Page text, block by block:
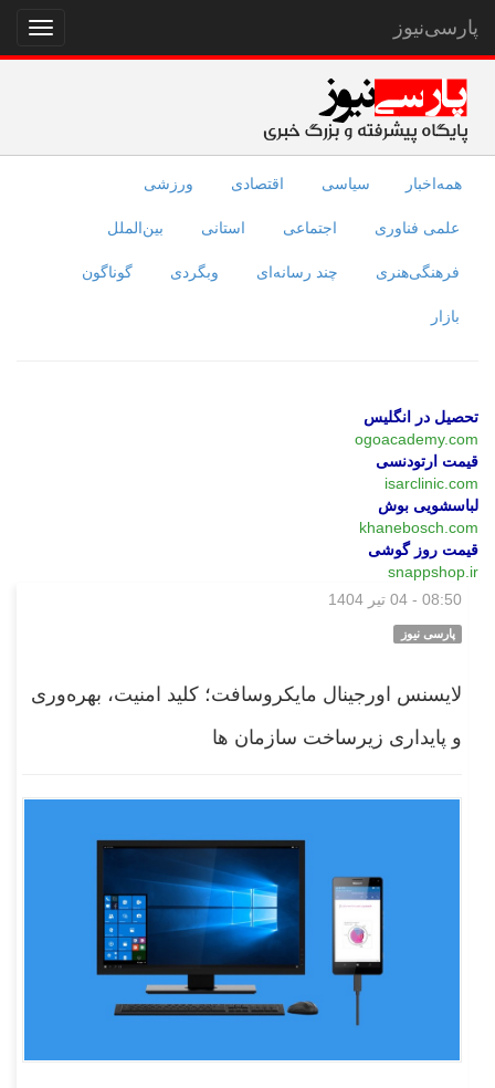
نمایش
منو
پارسی‌نیوز
همه‌اخبار سیاسی اقتصادی ورزشی
علمی فناوری اجتماعی استانی بین‌الملل
فرهنگی‌هنری چند رسانه‌ای وبگردی گوناگون
بازار
تحصیل در انگلیس
ogoacademy.com
قیمت ارتودنسی
isarclinic.com
لباسشویی بوش
khanebosch.com
قیمت روز گوشی
snappshop.ir
08:50 - 04 تیر 1404
پارسی نیوز
لایسنس اورجینال مایکروسافت؛ کلید امنیت، بهره‌وری
و پایداری زیرساخت سازمان ها